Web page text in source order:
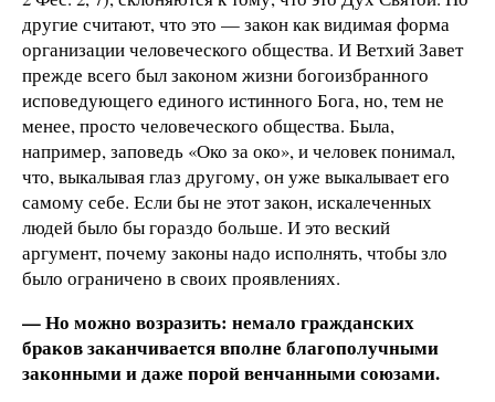
другие считают, что это — закон как видимая форма
организации человеческого общества. И Ветхий Завет
прежде всего был законом жизни богоизбранного
исповедующего единого истинного Бога, но, тем не
менее, просто человеческого общества. Была,
например, заповедь «Око за око», и человек понимал,
что, выкалывая глаз другому, он уже выкалывает его
самому себе. Если бы не этот закон, искалеченных
людей было бы гораздо больше. И это веский
аргумент, почему законы надо исполнять, чтобы зло
было ограничено в своих проявлениях.
— Но можно возразить: немало гражданских
браков заканчивается вполне благополучными
законными и даже порой венчанными союзами.